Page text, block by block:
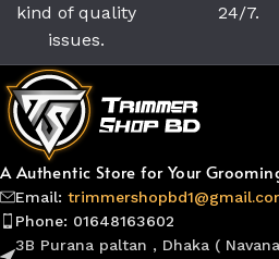
kind of quality
issues.
24/7.
A Authentic Store for Your
Email:
Phone: 01648163602
3B Purana paltan , Dhaka (